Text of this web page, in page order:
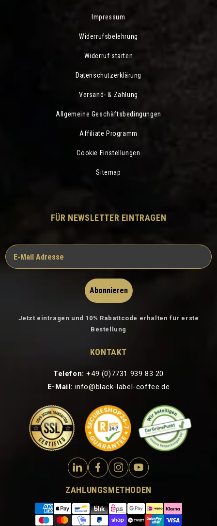
Impressum
Widerrufsbelehrung
Widerruf starten
Datenschutzerklärung
Versand- & Zahlung
Allgemeine Geschäftsbedingungen
Affiliate Programm
Cookie Einstellungen
Sitemap
FÜR NEWSLETTER EINTRAGEN
Abonnieren
Jetzt eintragen und 10% Rabattcode erhalten für erste
Bestellung
KONTAKT
Telefon: +49 (0)7731 939 83 20
E-Mail: info@black-label-coffee.de
ZAHLUNGSMETHODEN